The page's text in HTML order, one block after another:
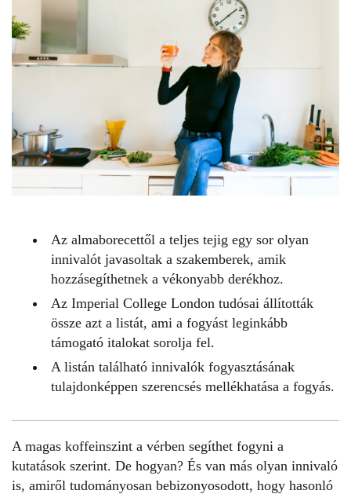
Az almaborecettől a teljes tejig egy sor olyan
innivalót javasoltak a szakemberek, amik
hozzásegíthetnek a vékonyabb derékhoz.
Az Imperial College London tudósai állították
össze azt a listát, ami a fogyást leginkább
támogató italokat sorolja fel.
A listán található innivalók fogyasztásának
tulajdonképpen szerencsés mellékhatása a fogyás.
A magas koffeinszint a vérben segíthet fogyni a
kutatások szerint. De hogyan? És van más olyan innivaló
is, amiről tudományosan bebizonyosodott, hogy hasonló